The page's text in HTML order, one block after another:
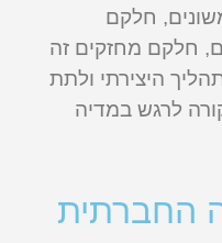
חלקם
חלקם מחזקים זה
היצירתי ולתת
לרגש במדיה
החברתית